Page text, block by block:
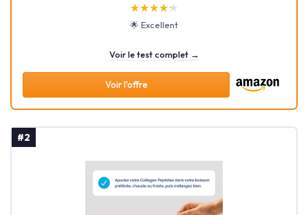
★★★★★
★★★★★
🌟 Excellent
Voir le test complet →
Voir l'offre
#2